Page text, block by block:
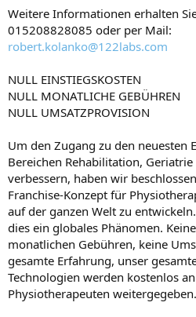
Weitere Informationen erhalten
015208828085 oder per Mail:
robert.kolanko@122labs.com
NULL EINSTIEGSKOSTEN
NULL MONATLICHE GEBÜHREN
NULL UMSATZPROVISION
Um den Zugang zu den neuesten
Bereichen Rehabilitation,
verbessern, haben wir
Franchise-Konzept für
auf der ganzen Welt zu
dies ein globales Phänomen.
monatlichen Gebühren, keine
gesamte Erfahrung, unser
Technologien werden kostenlos
Physiotherapeuten weitergegeben.